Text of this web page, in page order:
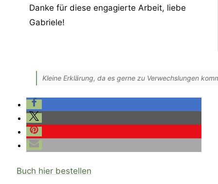
Danke für diese engagierte Arbeit, liebe
Gabriele!
Kleine Erklärung, da es gerne zu Verwechslungen
Buch hier bestellen